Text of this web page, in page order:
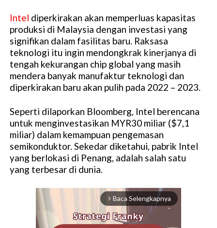
Intel diperkirakan akan memperluas kapasitas
produksi di Malaysia dengan investasi yang
signifikan dalam fasilitas baru. Raksasa
teknologi itu ingin mendongkrak kinerjanya di
tengah kekurangan chip global yang masih
mendera banyak manufaktur teknologi dan
diperkirakan baru akan pulih pada 2022 – 2023.
Seperti dilaporkan Bloomberg, Intel berencana
untuk menginvestasikan MYR30 miliar ($7,1
miliar) dalam kemampuan pengemasan
semikonduktor. Sekedar diketahui, pabrik Intel
yang berlokasi di Penang, adalah salah satu
yang terbesar di dunia.
arrow_forward_ios Baca Selengkapnya